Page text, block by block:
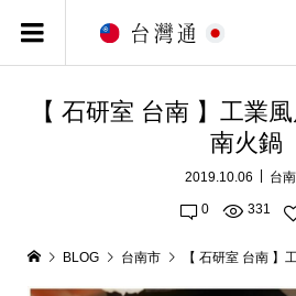
【 石研室 台南 】工業
南火鍋
2019.10.06 台
0 331
BLOG 台南市 【 石研室 台南 】